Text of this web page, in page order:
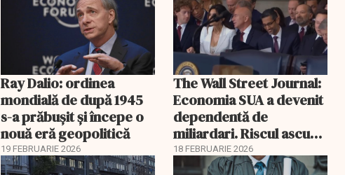
Ray Dalio: ordinea
mondială de după 1945
s-a prăbușit și începe o
nouă eră geopolitică
19 FEBRUARIE 2026
The Wall Street Journal:
Economia SUA a devenit
dependentă de
miliardari. Riscul ascuns
pentru burse și consum
18 FEBRUARIE 2026